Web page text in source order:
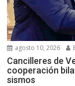
agosto 10, 2026
Cancilleres de
cooperación
sismos